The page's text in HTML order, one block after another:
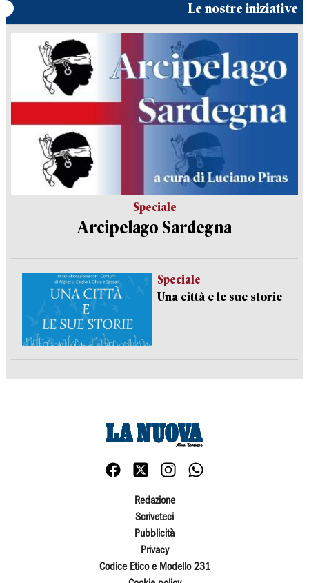
Le nostre iniziative
Speciale
Arcipelago Sardegna
Speciale
Una città e le sue storie
Redazione
Scriveteci
Pubblicità
Privacy
Codice Etico e Modello 231